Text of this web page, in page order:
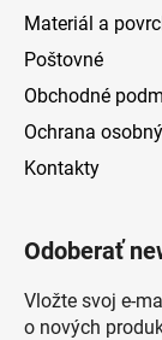
Materiál a
Poštovné
Obchodné
Ochrana
Kontakty
Odoberať
Vložte svoj e-
o nových